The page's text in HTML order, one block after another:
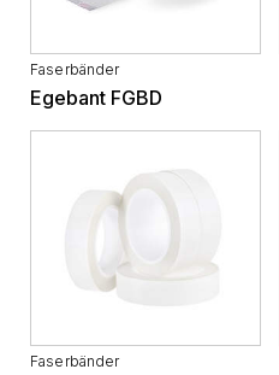
Faserbänder
Egebant FGBD
Faserbänder